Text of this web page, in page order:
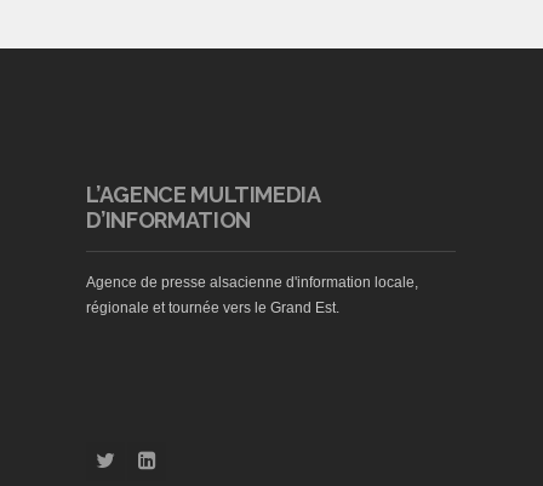
L’AGENCE MULTIMEDIA
D’INFORMATION
Agence de presse alsacienne d'information locale,
régionale et tournée vers le Grand Est.